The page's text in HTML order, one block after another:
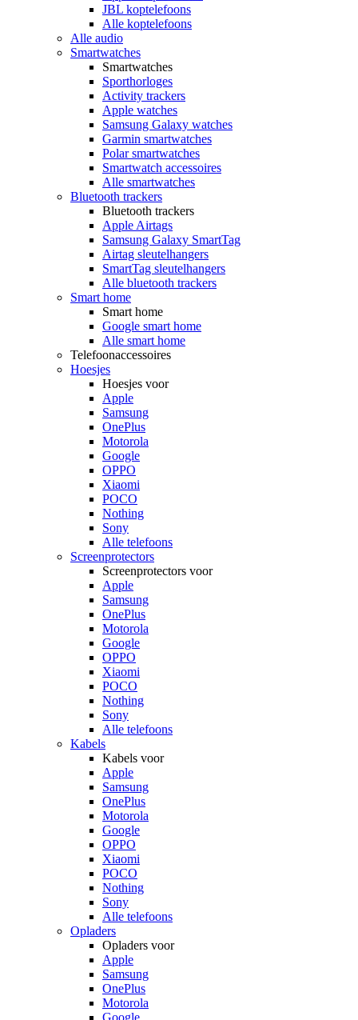
JBL koptelefoons
Alle koptelefoons
Alle audio
Smartwatches
Smartwatches
Sporthorloges
Activity trackers
Apple watches
Samsung Galaxy watches
Garmin smartwatches
Polar smartwatches
Smartwatch accessoires
Alle smartwatches
Bluetooth trackers
Bluetooth trackers
Apple Airtags
Samsung Galaxy SmartTag
Airtag sleutelhangers
SmartTag sleutelhangers
Alle bluetooth trackers
Smart home
Smart home
Google smart home
Alle smart home
Telefoonaccessoires
Hoesjes
Hoesjes voor
Apple
Samsung
OnePlus
Motorola
Google
OPPO
Xiaomi
POCO
Nothing
Sony
Alle telefoons
Screenprotectors
Screenprotectors voor
Apple
Samsung
OnePlus
Motorola
Google
OPPO
Xiaomi
POCO
Nothing
Sony
Alle telefoons
Kabels
Kabels voor
Apple
Samsung
OnePlus
Motorola
Google
OPPO
Xiaomi
POCO
Nothing
Sony
Alle telefoons
Opladers
Opladers voor
Apple
Samsung
OnePlus
Motorola
Google